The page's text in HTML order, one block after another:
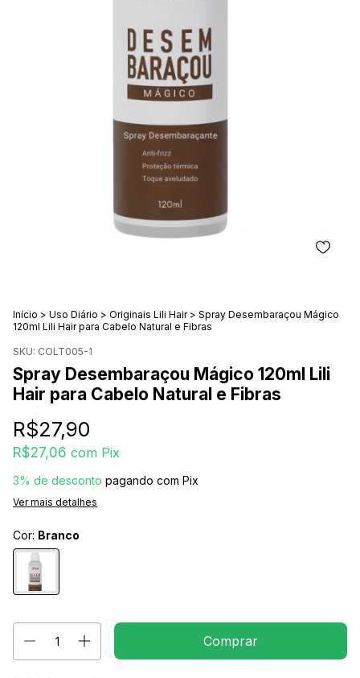
Início > Uso Diário > Originais Lili Hair > Spray Desembaraçou Mágico
120ml Lili Hair para Cabelo Natural e Fibras
SKU: COLT005-1
Spray Desembaraçou Mágico 120ml Lili
Hair para Cabelo Natural e Fibras
R$27,90
R$27,06 com Pix
3% de desconto pagando com Pix
Ver mais detalhes
Cor: Branco